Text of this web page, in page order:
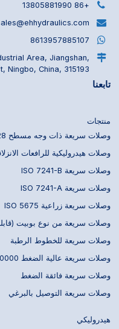
+86 13805881990
8613957885107
Area, Jiangshan,
Ningbo, China, 315193
تابعنا
منتجات
وصلات سريعة ذات وجه مسطح ISO 16028
وصلات هيدروليكية للرافعات
وصلات سريعة ISO 7241-B
وصلات سريعة ISO 7241-A
وصلات سريعة زراعية ISO 5675
وصلات سريعة من نوع بوبيت
وصلات سريعة للخطوط الرطبة
وصلات سريعة عالية الضغط 10000 رطل لكل بوصة مربعة
وصلات سريعة فائقة الضغط
وصلات سريعة التوصيل بالبرغي
هيدروليكي